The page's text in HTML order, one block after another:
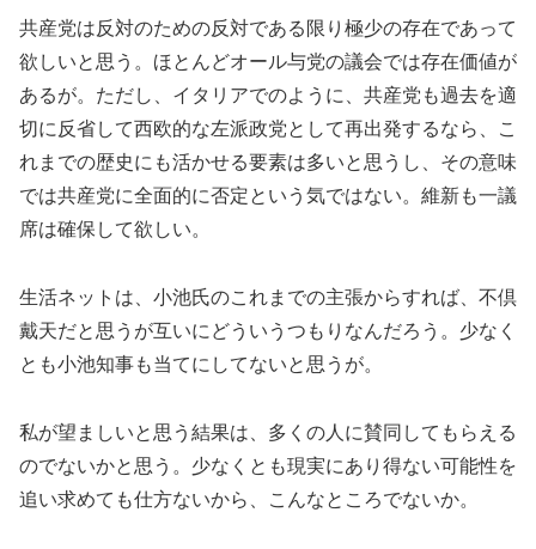
共産党は反対のための反対である限り極少の存在であって
欲しいと思う。ほとんどオール与党の議会では存在価値が
あるが。ただし、イタリアでのように、共産党も過去を適
切に反省して西欧的な左派政党として再出発するなら、こ
れまでの歴史にも活かせる要素は多いと思うし、その意味
では共産党に全面的に否定という気ではない。維新も一議
席は確保して欲しい。
生活ネットは、小池氏のこれまでの主張からすれば、不倶
戴天だと思うが互いにどういうつもりなんだろう。少なく
とも小池知事も当てにしてないと思うが。
私が望ましいと思う結果は、多くの人に賛同してもらえる
のでないかと思う。少なくとも現実にあり得ない可能性を
追い求めても仕方ないから、こんなところでないか。